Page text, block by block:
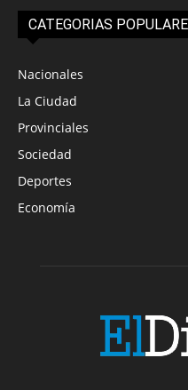
CATEGORIAS
Nacionales
La Ciudad
Provinciales
Sociedad
Deportes
Economía